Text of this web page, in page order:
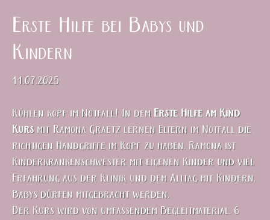
Erste Hilfe bei Babys und
Kindern
11.07.2025
Kühlen kopf im Notfall! In dem Erste Hilfe am Kind
Kursmit Ramona Graetz lernen Eltern im Notfall die
richtigen Handgriffe im Kopf zu haben. Ramona ist
Kinderkrankenschwester mit eigenen Kinder und viel
Erfahrung aus der Klinik und dem Alltag mit Kindern.
Babys dürfen mitgebracht werden.
Der Kurs wird von umfassendem Begleitmaterial. 6